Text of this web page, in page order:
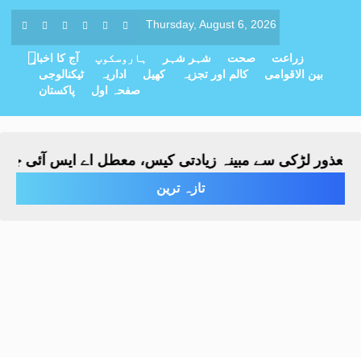
Thursday, August 6, 2026
آج کا اخبار ہاروسکوپ شہر شہر صحت
زراعت
ٹیکنالوجی
اداریہ کھیل کالم اور تجزیہ
بین الاقوامی
پاکستان
صفحہ اول
لڑکی سے مبینہ زیادتی کیس، معطل اے ایس آئی چار
تازہ ترین